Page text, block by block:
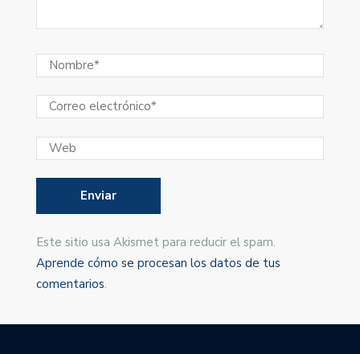
Este sitio usa Akismet para reducir el spam.
Aprende cómo se procesan los datos de tus
comentarios.